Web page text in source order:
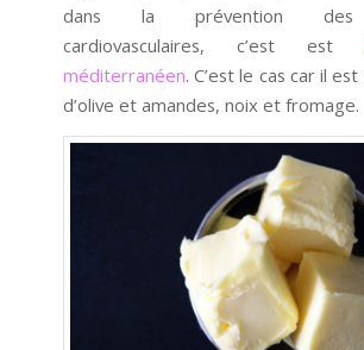
dans la prévention des
cardiovasculaires, c’est est
méditerranéen. C’est le cas car il
d’olive et amandes, noix et fromage.